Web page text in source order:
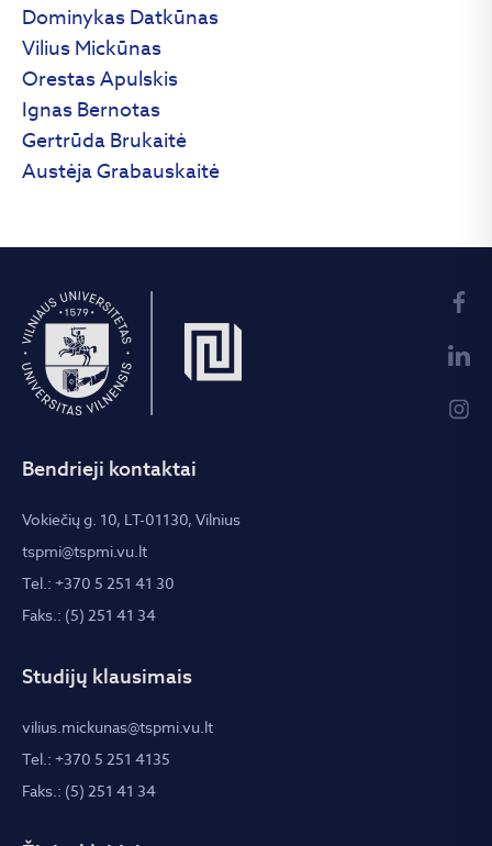
Dominykas Datkūnas
Vilius Mickūnas
Orestas Apulskis
Ignas Bernotas
Gertrūda Brukaitė
Austėja Grabauskaitė
Bendrieji kontaktai
Vokiečių g. 10, LT-01130, Vilnius
tspmi@tspmi.vu.lt
Tel.: +370 5 251 41 30
Faks.: (5) 251 41 34
Studijų klausimais
vilius.mickunas@tspmi.vu.lt
Tel.: +370 5 251 4135
Faks.: (5) 251 41 34